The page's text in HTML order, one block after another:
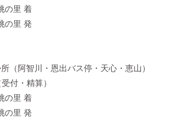
の里 着
の里 発
（阿智川・恩出バス停・天心・恵山）
付・精算）
の里 着
の里 発